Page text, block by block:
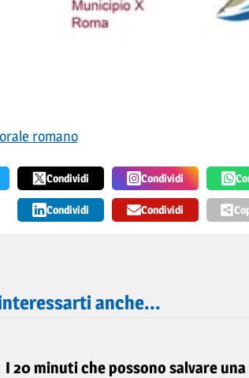
romano
Condividi Condividi
Condividi Condividi
anche...
I 20 minuti che possono salvare